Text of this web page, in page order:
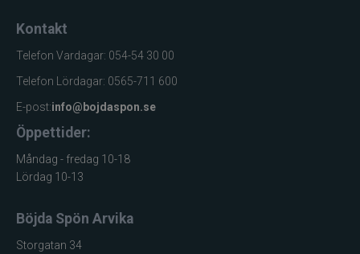
Storlek
2000
BC
• 0.148 mm / 155 m • 62 cm •
5 kg
Storlek
BC
Kontakt
Telefon Vardagar: 054-54 30 00
Telefon Lördagar: 0565-711 600
E-post:info@bojdaspon.se
Öppettider:
Måndag - fredag 10-18
Lördag 10-13
Böjda Spön Arvika
Storgatan 34